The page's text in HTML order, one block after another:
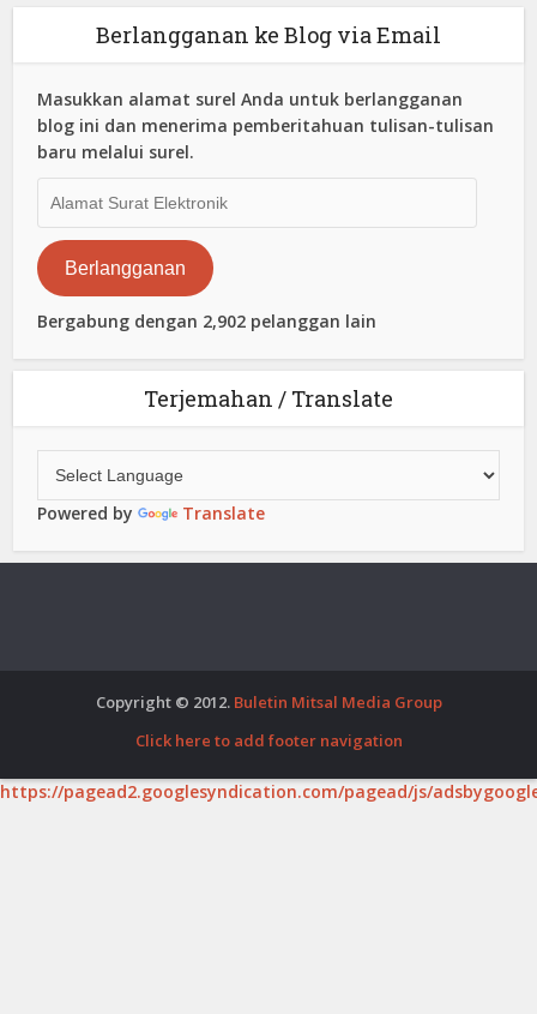
Berlangganan ke Blog via Email
Masukkan alamat surel Anda untuk berlangganan
blog ini dan menerima pemberitahuan tulisan-tulisan
baru melalui surel.
Surat
Elektronik
Berlangganan
Bergabung dengan 2,902 pelanggan lain
Terjemahan / Translate
Powered by Translate
Copyright © 2012. Buletin Mitsal Media Group
Click here to add footer navigation
https://pagead2.googlesyndication.com/pagead/js/